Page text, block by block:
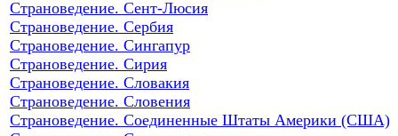
Страноведение. Сент-Люсия
Страноведение. Сербия
Страноведение. Сингапур
Страноведение. Сирия
Страноведение. Словакия
Страноведение. Словения
Страноведение. Соединенные Штаты Америки (США)